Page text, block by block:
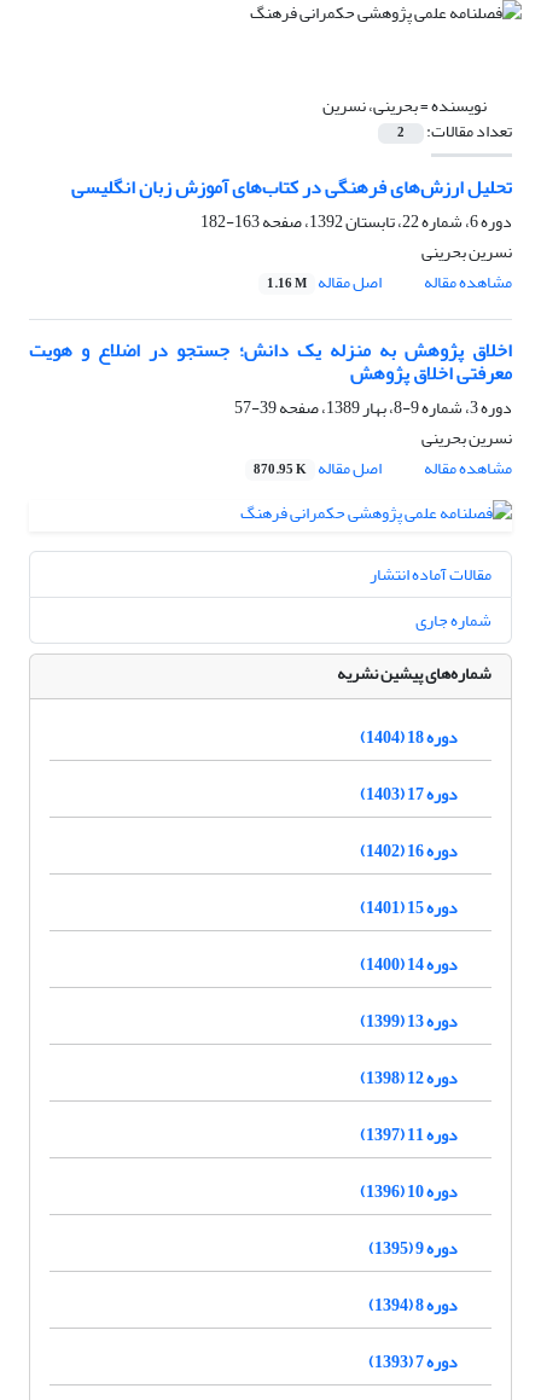
نویسنده =بحرینی، نسرین
تعداد مقالات: 2
تحلیل ارزش‌های فرهنگی در کتاب‌های آموزش زبان انگلیسی
دوره 6، شماره 22، تابستان 1392، صفحه
163-182
نسرین بحرینی
مشاهده مقاله
اصل مقاله 1.16 M
اخلاق پژوهش به منزله یک دانش؛ جستجو در اضلاع و هویت
معرفتی اخلاق پژوهش
دوره 3، شماره 9-8، بهار 1389، صفحه
39-57
نسرین بحرینی
مشاهده مقاله
اصل مقاله 870.95 K
مقالات آماده انتشار
شماره جاری
شماره‌های پیشین نشریه
دوره 18 (1404)
دوره 17 (1403)
دوره 16 (1402)
دوره 15 (1401)
دوره 14 (1400)
دوره 13 (1399)
دوره 12 (1398)
دوره 11 (1397)
دوره 10 (1396)
دوره 9 (1395)
دوره 8 (1394)
دوره 7 (1393)